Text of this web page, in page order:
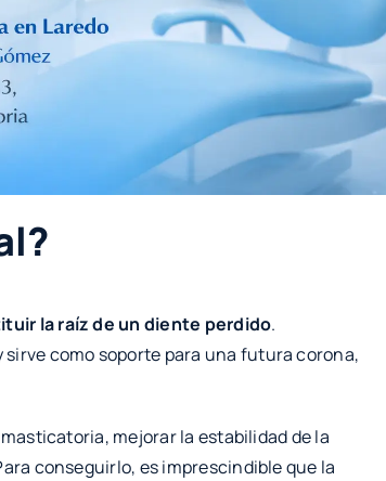
la raíz de un diente perdido.
como soporte para una futura corona,
mejorar la estabilidad de la
conseguirlo, es imprescindible que la